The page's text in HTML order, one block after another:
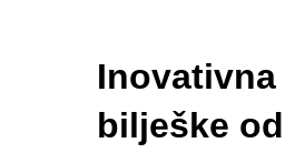
bilješke